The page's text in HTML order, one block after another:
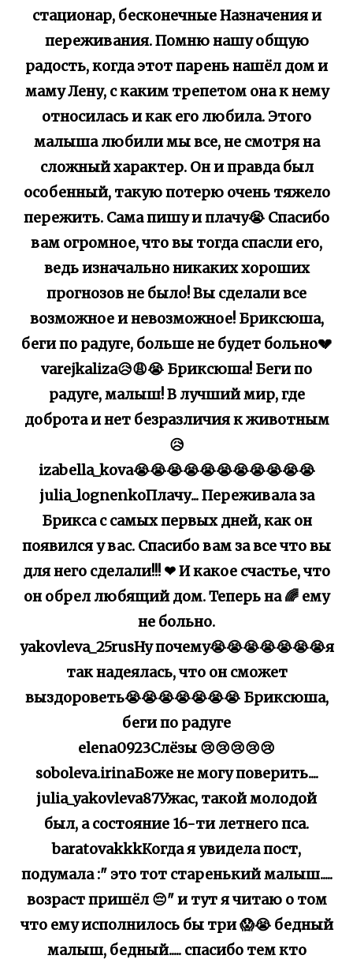
стационар, бесконечные Назначения и
переживания. Помню нашу общую
радость, когда этот парень нашёл дом и
маму Лену, с каким трепетом она к нему
относилась и как его любила. Этого
малыша любили мы все, не смотря на
сложный характер. Он и правда был
особенный, такую потерю очень тяжело
пережить. Сама пишу и плачу😭 Спасибо
вам огромное, что вы тогда спасли его,
ведь изначально никаких хороших
прогнозов не было! Вы сделали все
возможное и невозможное! Бриксюша,
беги по радуге, больше не будет больно💔
varejkaliza😥😩😭 Бриксюша! Беги по
радуге, малыш! В лучший мир, где
доброта и нет безразличия к животным
😥
izabella_kova😭😭😭😭😭😭😭😭😭😭😭
julia_lognenkoПлачу... Переживала за
Брикса с самых первых дней, как он
появился у вас. Спасибо вам за все что вы
для него сделали!!! ❤ И какое счастье, что
он обрел любящий дом. Теперь на 🌈 ему
не больно.
yakovleva_25rusНу почему😭😭😭😭😭😭😭я
так надеялась, что он сможет
выздороветь😭😭😭😭😭😭😭 Бриксюша,
беги по радуге
elena0923Слёзы 😢😢😢😢😢
soboleva.irinaБоже не могу поверить....
julia_yakovleva87Ужас, такой молодой
был, а состояние 16-ти летнего пса.
baratovakkkКогда я увидела пост,
подумала :" это тот старенький малыш.....
возраст пришёл 😔" и тут я читаю о том
что ему исполнилось бы три 😱😭 бедный
малыш, бедный..... спасибо тем кто